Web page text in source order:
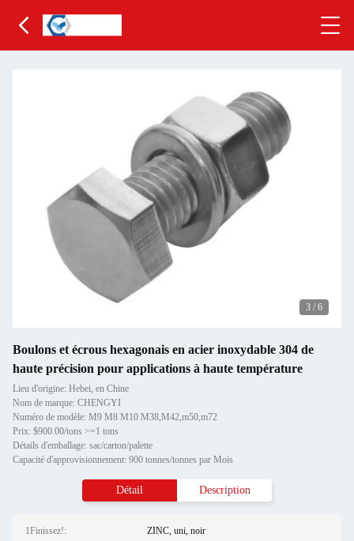
3 / 6
Boulons et écrous hexagonais en acier inoxydable 304 de
haute précision pour applications à haute température
Lieu d'origine: Hebei, en Chine
Nom de marque: CHENGYI
Numéro de modèle: M9 M8 M10 M38,M42,m50,m72
Prix: $900.00/tons >=1 tons
Détails d'emballage: sac/carton/palette
Capacité d'approvisionnement: 900 tonnes/tonnes par Mois
Détail Description
1Finissez!: ZINC, uni, noir